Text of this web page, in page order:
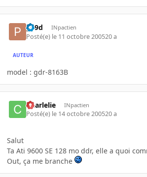
p19d INpactien
Posté(e) le 11 octobre 200520 a
AUTEUR
model : gdr-8163B
Charlelie INpactien
Posté(e) le 14 octobre 200520 a
Salut
Ta Ati 9600 SE 128 mo ddr, elle a quoi
Out, ça me branche